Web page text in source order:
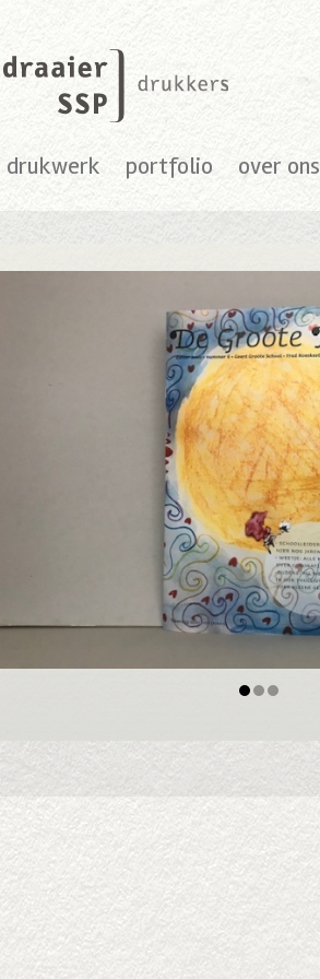
drukwerk portfolio over ons